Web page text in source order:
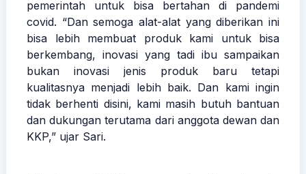
pemerintah untuk bisa bertahan di pandemi
covid. “Dan semoga alat-alat yang diberikan ini
bisa lebih membuat produk kami untuk bisa
berkembang, inovasi yang tadi ibu sampaikan
bukan inovasi jenis produk baru tetapi
kualitasnya menjadi lebih baik. Dan kami ingin
tidak berhenti disini, kami masih butuh bantuan
dan dukungan terutama dari anggota dewan dan
KKP,” ujar Sari.